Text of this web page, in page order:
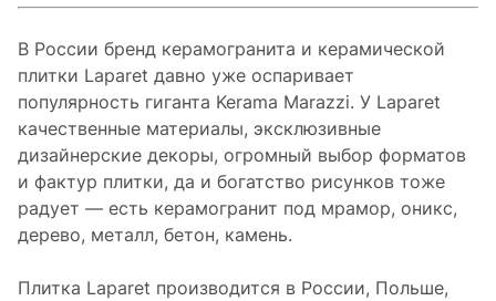
В России бренд керамогранита и керамической
плитки Laparet давно уже оспаривает
популярность гиганта Kerama Marazzi. У Laparet
качественные материалы, эксклюзивные
дизайнерские декоры, огромный выбор форматов
и фактур плитки, да и богатство рисунков тоже
радует — есть керамогранит под мрамор, оникс,
дерево, металл, бетон, камень.
Плитка Laparet производится в России, Польше,